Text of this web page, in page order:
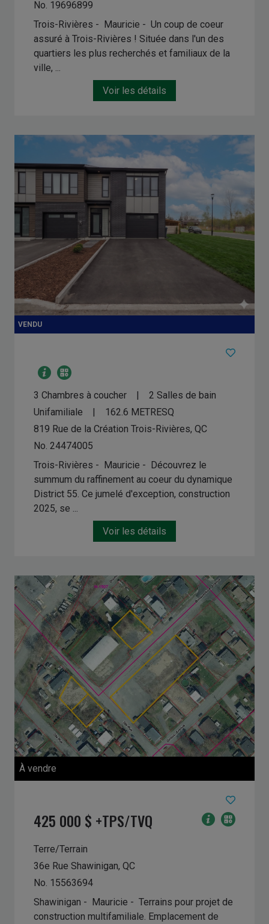
No. 19696899
Trois-Rivières - Mauricie - Un coup de coeur
assuré à Trois-Rivières ! Située dans l'un des
quartiers les plus recherchés et familiaux de la
ville, ...
Voir les détails
3 Chambres à coucher
2 Salles de bain
Unifamiliale
162.6 METRESQ
819 Rue de la Création Trois-Rivières, QC
No. 24474005
Trois-Rivières - Mauricie -
Découvrez le
summum du raffinement au coeur du dynamique
District 55. Ce jumelé d'exception, construction
2025, se ...
Voir les détails
À vendre
425 000 $ +TPS/TVQ
Terre/Terrain
36e Rue Shawinigan, QC
No. 15563694
Shawinigan - Mauricie - Terrains pour projet de
construction multifamiliale. Emplacement de